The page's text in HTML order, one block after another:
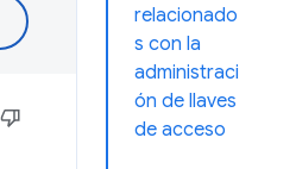
relacionado
s con la
administraci
ón de llaves
de acceso